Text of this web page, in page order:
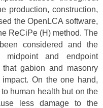
production, construction,
the OpenLCA software,
ReCiPe (H) method. The
considered and the
and endpoint
gabion and masonry
On the one hand,
human health but on the
less damage to the